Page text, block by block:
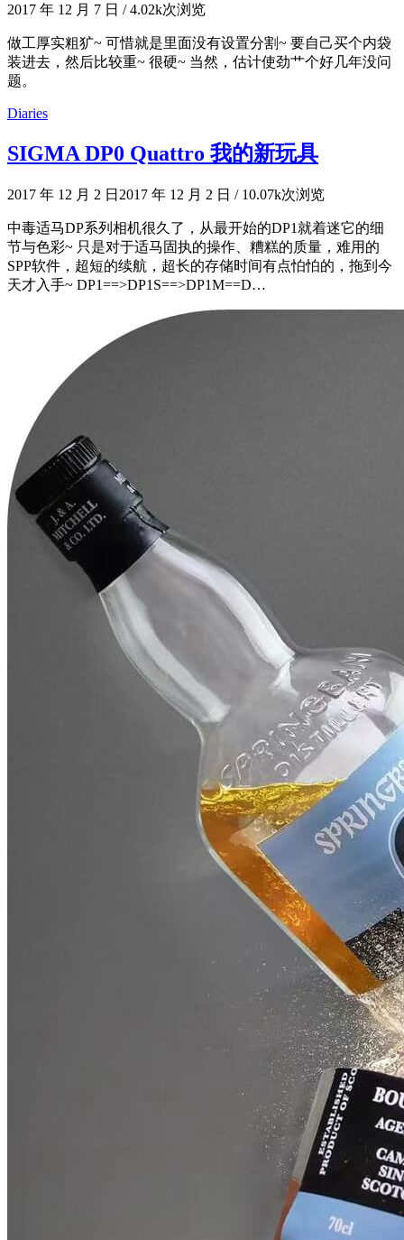
2017 年 12 月 7 日 /4.02k次浏览
做工厚实粗犷~ 可惜就是里面没有设置分割~ 要自己买个内袋
装进去，然后比较重~ 很硬~ 当然，估计使劲艹个好几年没问
题。
Diaries
SIGMA DP0 Quattro 我的新玩具
2017 年 12 月 2 日 2017 年 12 月 2 日 /10.07k次浏览
中毒适马DP系列相机很久了，从最开始的DP1就着迷它的细
节与色彩~ 只是对于适马固执的操作、糟糕的质量，难用的
SPP软件，超短的续航，超长的存储时间有点怕怕的，拖到今
天才入手~ DP1==>DP1S==>DP1M==D…